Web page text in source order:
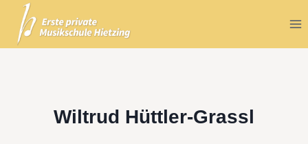
Inhalt
springen
Wiltrud Hüttler-Grassl